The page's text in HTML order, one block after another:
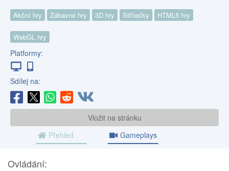
Akční hry Zábavné hry 3D hry Střílečky HTML5 hry
WebGL hry
Platformy:
Sdílej na:
Vložit na stránku
Přehled
Gameplays
Ovládání: